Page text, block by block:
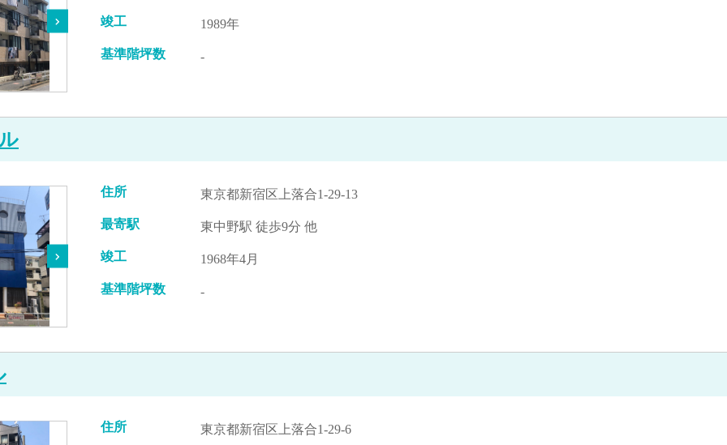
竣工 1989年
基準階坪数 -
住所 東京都新宿区上落合1-29-13
最寄駅 東中野駅 徒歩9分 他
竣工 1968年4月
基準階坪数 -
住所 東京都新宿区上落合1-29-6